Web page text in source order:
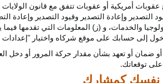
أمريكية أو عقوبات تتفق مع قانون
التصدير وإعادة التصدير وقيود التصدير وإعادة
والخدمات، و (ز) المعلومات التي تقدمها
إلى حسابك على موقع شركاه واختيار
أو ضمان أو تعهد بشأن مقدار حركة المرور أو دخل
على توقعاتك.